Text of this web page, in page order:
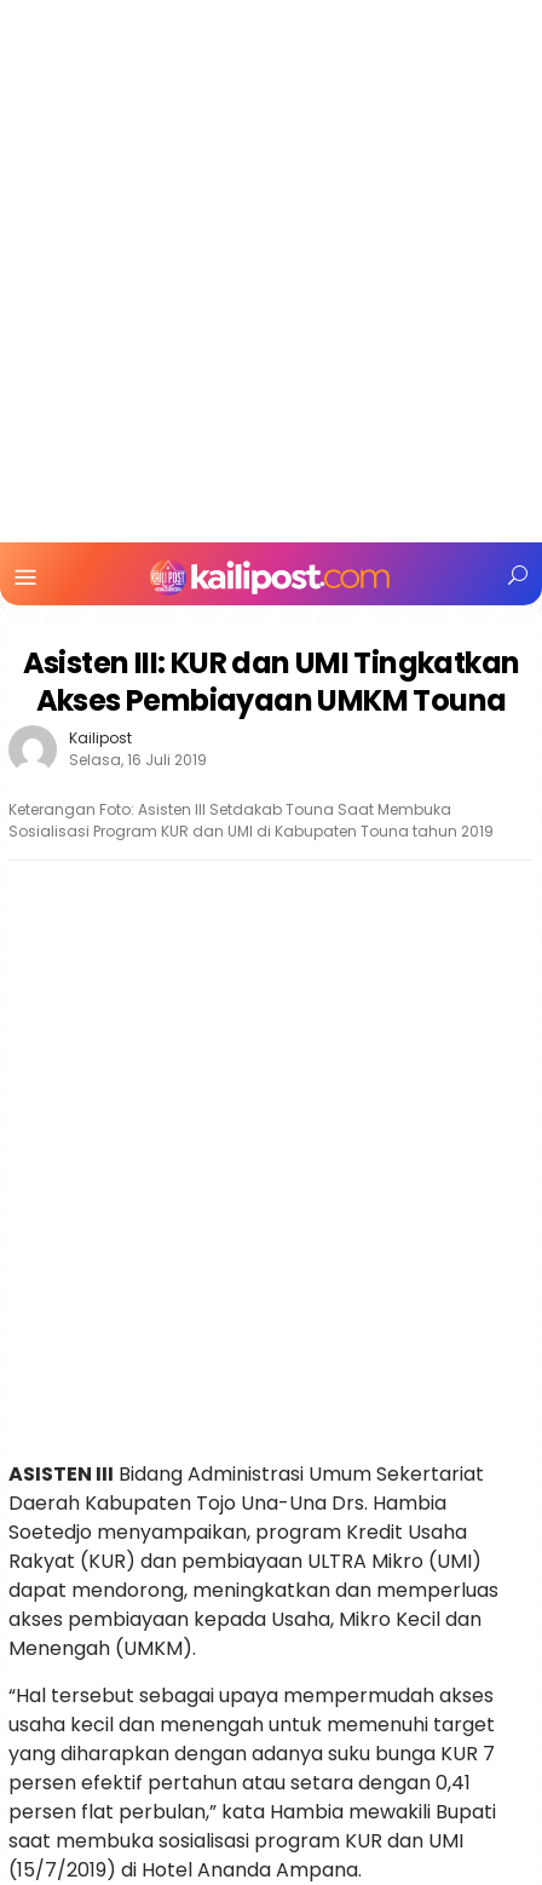
Mobile
Asisten III: KUR dan UMI Tingkatkan
Akses Pembiayaan UMKM Touna
Kailipost
Selasa, 16 Juli 2019
Keterangan Foto: Asisten III Setdakab Touna Saat Membuka
Sosialisasi Program KUR dan UMI di Kabupaten Touna tahun 2019
ASISTEN III Bidang Administrasi Umum Sekertariat
Daerah Kabupaten Tojo Una-Una Drs. Hambia
Soetedjo menyampaikan, program Kredit Usaha
Rakyat (KUR) dan pembiayaan ULTRA Mikro (UMI)
dapat mendorong, meningkatkan dan memperluas
akses pembiayaan kepada Usaha, Mikro Kecil dan
Menengah (UMKM).
“Hal tersebut sebagai upaya mempermudah akses
usaha kecil dan menengah untuk memenuhi target
yang diharapkan dengan adanya suku bunga KUR 7
persen efektif pertahun atau setara dengan 0,41
persen flat perbulan,” kata Hambia mewakili Bupati
saat membuka sosialisasi program KUR dan UMI
(15/7/2019) di Hotel Ananda Ampana.